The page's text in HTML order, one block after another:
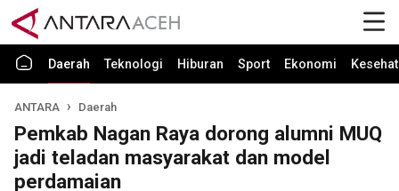
Daerah Teknologi Hiburan Sport Ekonomi
ANTARA Daerah
Pemkab Nagan Raya dorong alumni MUQ
jadi teladan masyarakat dan model
perdamaian